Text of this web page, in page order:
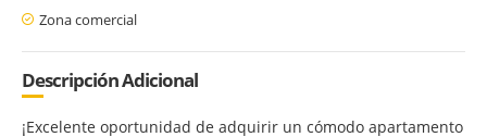
Zona comercial
Descripción Adicional
¡Excelente oportunidad de adquirir un cómodo apartamento